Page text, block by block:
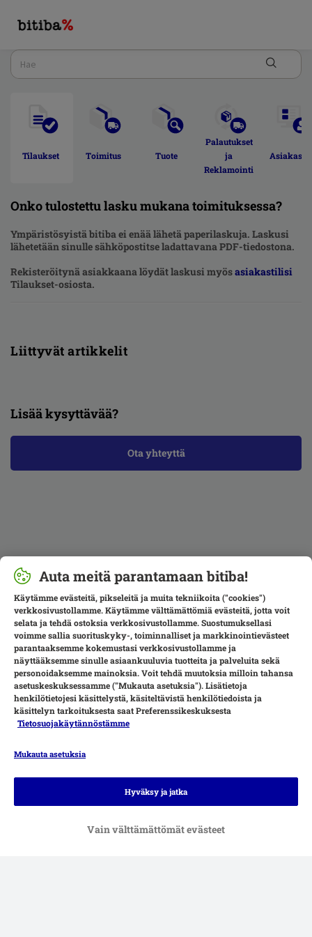
Tilaukset Toimitus Tuote
Palautukset
ja
Reklamointi
Onko tulostettu lasku mukana toimituksessa?
Ympäristösyistä bitiba ei enää lähetä paperilaskuja. Laskusi
lähetetään sinulle sähköpostitse ladattavana PDF-tiedostona.
Rekisteröitynä asiakkaana löydät laskusi myösasiakastilisi
Tilaukset-osiosta.
Liittyvät artikkelit
Lisää kysyttävää?
Ota yhteyttä
Maksutavat
Auta meitä parantamaan bitiba!
Käytämme evästeitä, pikseleitä ja muita tekniikoita ("cookies")
verkkosivustollamme. Käytämme välttämättömiä evästeitä, jotta voit
selata ja tehdä ostoksia verkkosivustollamme. Suostumuksellasi
voimme sallia suorituskyky-, toiminnalliset ja markkinointievästeet
parantaaksemme kokemustasi verkkosivustollamme ja
näyttääksemme sinulle asiaankuuluvia tuotteita ja palveluita sekä
personoidaksemme mainoksia. Voit tehdä muutoksia milloin tahansa
asetuskeskuksessamme ("Mukauta asetuksia"). Lisätietoja
henkilötietojesi käsittelystä, käsiteltävistä henkilötiedoista ja
käsittelyn tarkoituksesta saat Preferenssikeskuksesta
Tietosuojakäytännöstämme
Mukauta asetuksia
Vain välttämättömät evästeet
Hyväksy ja jatka